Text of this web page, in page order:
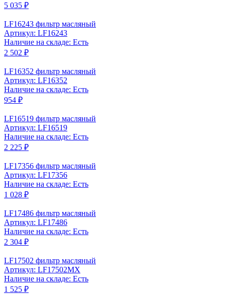
5 035 ₽
LF16243 фильтр масляный
Артикул: LF16243
Наличие на складе: Есть
2 502 ₽
LF16352 фильтр масляный
Артикул: LF16352
Наличие на складе: Есть
954 ₽
LF16519 фильтр масляный
Артикул: LF16519
Наличие на складе: Есть
2 225 ₽
LF17356 фильтр масляный
Артикул: LF17356
Наличие на складе: Есть
1 028 ₽
LF17486 фильтр масляный
Артикул: LF17486
Наличие на складе: Есть
2 304 ₽
LF17502 фильтр масляный
Артикул: LF17502MX
Наличие на складе: Есть
1 525 ₽